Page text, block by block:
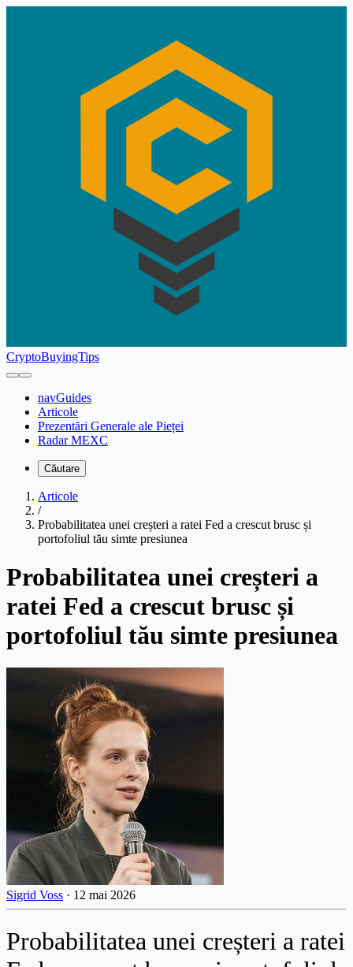
CryptoBuyingTips
navGuides
Articole
Prezentări Generale ale Pieței
Radar MEXC
Căutare
Articole
/
Probabilitatea unei creșteri a ratei Fed a crescut brusc și
portofoliul tău simte presiunea
Probabilitatea unei creșteri a
ratei Fed a crescut brusc și
portofoliul tău simte presiunea
Sigrid Voss · 12 mai 2026
Probabilitatea unei creșteri a ratei